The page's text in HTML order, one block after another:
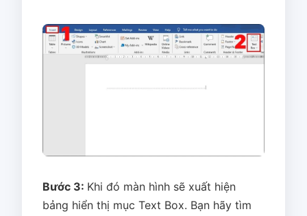
Bước 3: Khi đó màn hình sẽ xuất hiện
bảng hiển thị mục Text Box. Bạn hãy tìm